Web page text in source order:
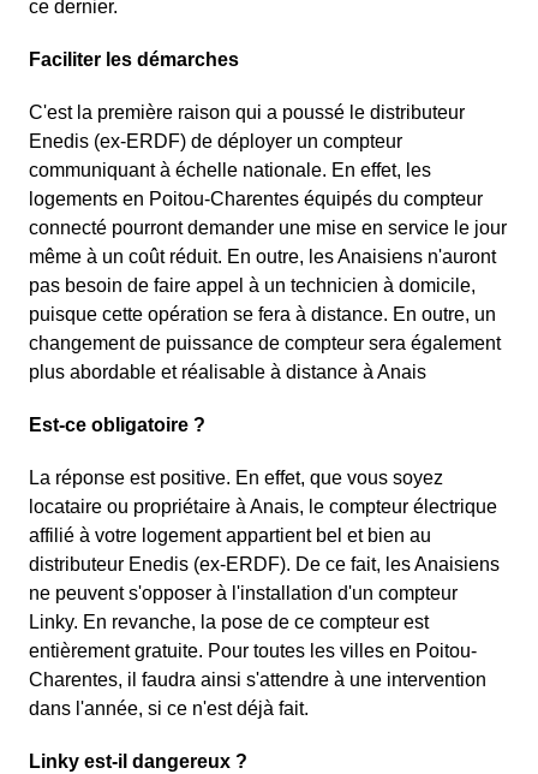
ce dernier.
Faciliter les démarches
C'est la première raison qui a poussé le distributeur
Enedis (ex-ERDF) de déployer un compteur
communiquant à échelle nationale. En effet, les
logements en Poitou-Charentes équipés du compteur
connecté pourront demander une mise en service le jour
même à un coût réduit. En outre, les Anaisiens n'auront
pas besoin de faire appel à un technicien à domicile,
puisque cette opération se fera à distance. En outre, un
changement de puissance de compteur sera également
plus abordable et réalisable à distance à Anais
Est-ce obligatoire ?
La réponse est positive. En effet, que vous soyez
locataire ou propriétaire à Anais, le compteur électrique
affilié à votre logement appartient bel et bien au
distributeur Enedis (ex-ERDF). De ce fait, les Anaisiens
ne peuvent s'opposer à l'installation d'un compteur
Linky. En revanche, la pose de ce compteur est
entièrement gratuite. Pour toutes les villes en Poitou-
Charentes, il faudra ainsi s'attendre à une intervention
dans l'année, si ce n'est déjà fait.
Linky est-il dangereux ?